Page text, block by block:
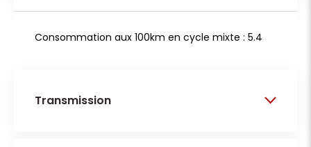
Consommation aux 100km en cycle mixte : 5.4
Transmission